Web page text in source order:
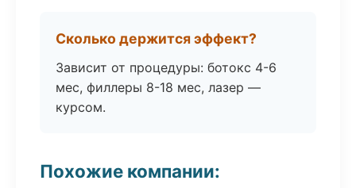
Сколько держится эффект?
Зависит от процедуры: ботокс 4-6
мес, филлеры 8-18 мес, лазер —
курсом.
Похожие компании: